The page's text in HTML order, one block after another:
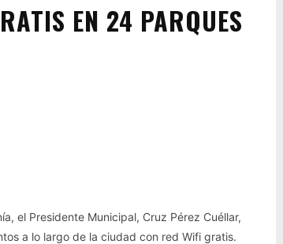
EN 24 PARQUES
el Presidente Municipal, Cruz Pérez Cuéllar,
a lo largo de la ciudad con red Wifi gratis.